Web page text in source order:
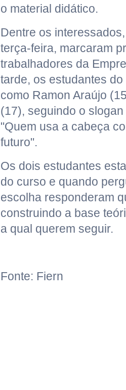
o material didático.
Dentre os
terça-feira, marcaram
trabalhadores da
tarde, os estudantes
como Ramon Araújo
(17), seguindo o
"Quem usa a cabeça
futuro".
Os dois estudantes
do curso e quando
escolha responderam
construindo a base
a qual querem seguir.
Fonte: Fiern